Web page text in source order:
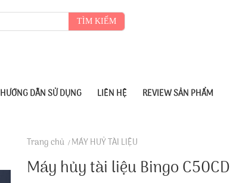
TÌM KIẾM
HƯỚNG DẪN SỬ DỤNG LIÊN HỆ REVIEW SẢN PHẨM
Trang chủ MÁY HUỶ TÀI LIỆU
Máy hủy tài liệu Bingo C50CD